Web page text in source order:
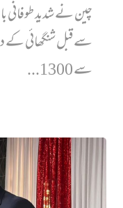
چین نے شدید
سے قبل شنگھائی کے
سے 1300...